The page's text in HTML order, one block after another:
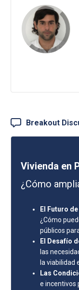
Breakout
Vivienda en
¿Cómo
El Futuro
¿Cómo
públicos
El Desafío
las
la viabilidad
Las
e incentivos